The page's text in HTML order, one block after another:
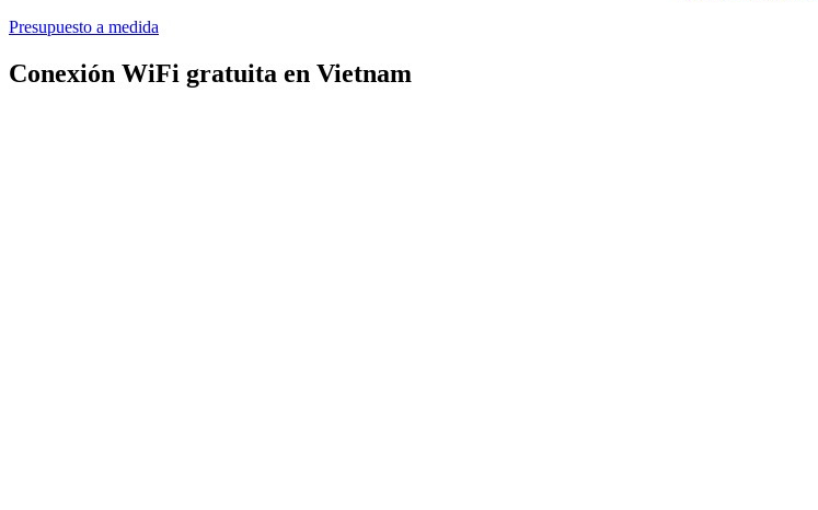
Presupuesto a medida
Conexión WiFi gratuita en Vietnam